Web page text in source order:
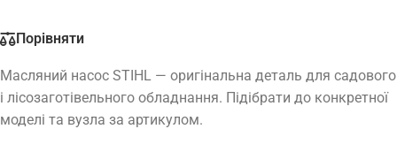
Порівняти
Масляний насос STIHL — оригінальна деталь для садового
і лісозаготівельного обладнання. Підібрати до конкретної
моделі та вузла за артикулом.